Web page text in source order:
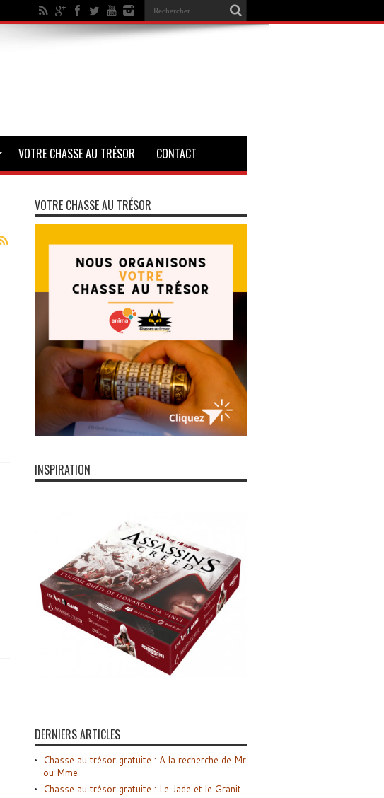
VOTRE CHASSE AU TRÉSOR CONTACT
VOTRE CHASSE AU TRÉSOR
INSPIRATION
DERNIERS ARTICLES
Chasse au trésor gratuite : A la recherche de Mr
ou Mme
Chasse au trésor gratuite : Le Jade et le Granit